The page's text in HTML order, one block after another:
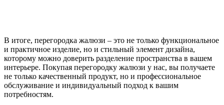
В итоге, перегородка жалюзи – это не только функциональное
и практичное изделие, но и стильный элемент дизайна,
которому можно доверить разделение пространства в вашем
интерьере. Покупая перегородку жалюзи у нас, вы получаете
не только качественный продукт, но и профессиональное
обслуживание и индивидуальный подход к вашим
потребностям.